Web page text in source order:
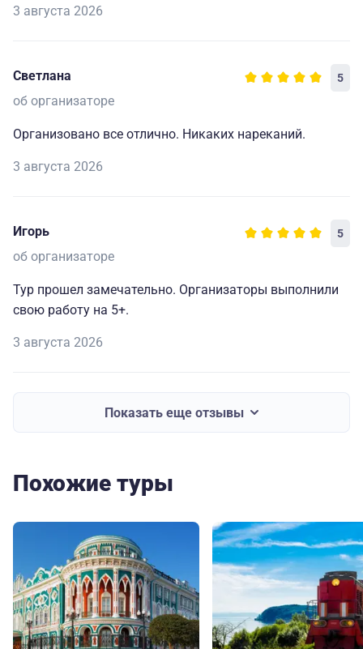
3 августа 2026
Светлана 5
об организаторе
Организовано все отлично. Никаких нареканий.
3 августа 2026
Игорь 5
об организаторе
Тур прошел замечательно. Организаторы выполнили
свою работу на 5+.
3 августа 2026
Показать еще отзывы
Похожие туры